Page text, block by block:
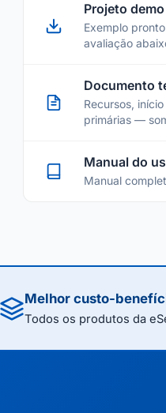
Projeto
Exemplo
avaliação
Documento
Recursos,
primárias —
Manual do
Manual
Melhor custo-
Todos os produtos da